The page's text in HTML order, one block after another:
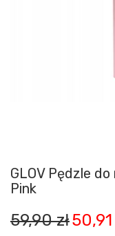
GLOV Pędzle
Pink
59,90zł Pierwotna
cena
50,91